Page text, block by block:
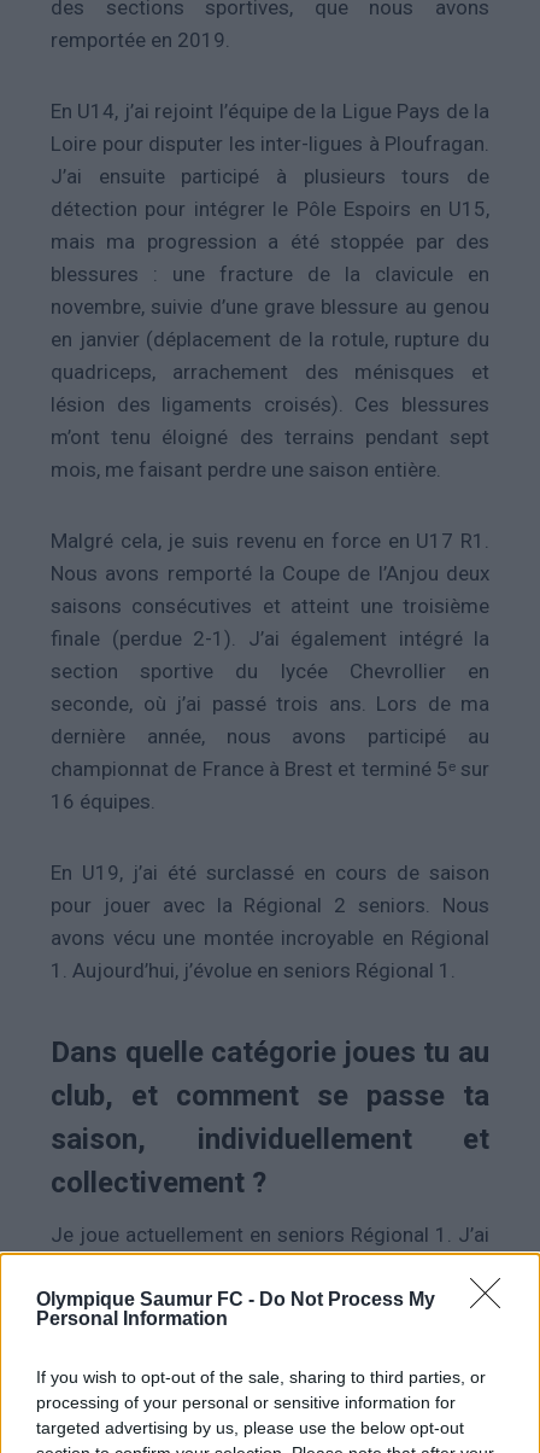
Olympique Saumur FC - Do Not Process My
Personal Information
If you wish to opt-out of the sale, sharing to third parties, or
processing of your personal or sensitive information for
targeted advertising by us, please use the below opt-out
des sections sportives, que nous avons
remportée en 2019.
En U14, j’ai rejoint l’équipe de la Ligue Pays de la
Loire pour disputer les inter-ligues à Ploufragan.
J’ai ensuite participé à plusieurs tours de
détection pour intégrer le Pôle Espoirs en U15,
mais ma progression a été stoppée par des
blessures : une fracture de la clavicule en
novembre, suivie d’une grave blessure au genou
en janvier (déplacement de la rotule, rupture du
quadriceps, arrachement des ménisques et
lésion des ligaments croisés). Ces blessures
m’ont tenu éloigné des terrains pendant sept
mois, me faisant perdre une saison entière.
Malgré cela, je suis revenu en force en U17 R1.
Nous avons remporté la Coupe de l’Anjou deux
saisons consécutives et atteint une troisième
finale (perdue 2-1). J’ai également intégré la
section sportive du lycée Chevrollier en
seconde, où j’ai passé trois ans. Lors de ma
dernière année, nous avons participé au
championnat de France à Brest et terminé 5ᵉ sur
16 équipes.
En U19, j’ai été surclassé en cours de saison
pour jouer avec la Régional 2 seniors. Nous
avons vécu une montée incroyable en Régional
1. Aujourd’hui, j’évolue en seniors Régional 1.
Dans quelle catégorie joues tu au
club, et comment se passe ta
saison, individuellement et
collectivement ?
Je joue actuellement en seniors Régional 1. J’ai
plusieurs buts (4) et quelques passes décisives
(2). Je me sentais vraiment à l’aise sur le terrain
et en pleine forme physique, même si j’ai eu un
petit coup de mou ces dernières semaines,
probablement dû à l’intensité de mon rythme de